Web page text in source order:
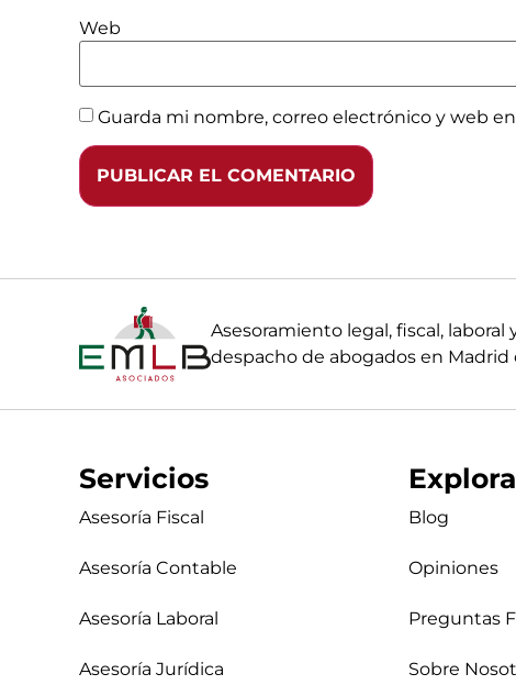
Web
Guarda mi nombre, correo electrónico y web
Asesoramiento legal, fiscal,
despacho de abogados en Madrid
Servicios
Asesoría Fiscal
Asesoría Contable
Asesoría Laboral
Asesoría Jurídica
Explora
Blog
Opiniones
Preguntas
Sobre